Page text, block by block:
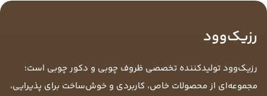
رزیک‌وود
رزیک‌وود تولیدکننده تخصصی ظروف چوبی و دکور چوبی است؛
مجموعه‌ای از محصولات خاص، کاربردی و خوش‌ساخت برای پذیرایی،